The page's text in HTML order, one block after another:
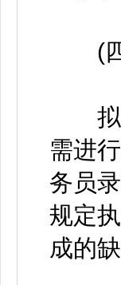
(四)
拟录
需进
务员
规定
成的